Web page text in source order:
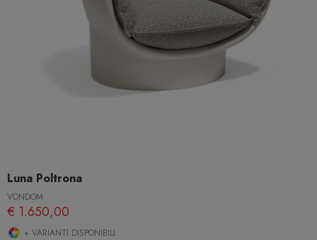
Luna Poltrona
VONDOM
€ 1.650,00
+ VARIANTI DISPONIBILI